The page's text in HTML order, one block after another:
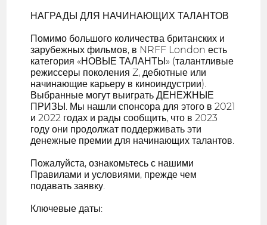
НАГРАДЫ ДЛЯ НАЧИНАЮЩИХ ТАЛАНТОВ
Помимо большого количества британских и
зарубежных фильмов, в NRFF London есть
категория «НОВЫЕ ТАЛАНТЫ» (талантливые
режиссеры поколения Z, дебютные или
начинающие карьеру в киноиндустрии).
Выбранные могут выиграть ДЕНЕЖНЫЕ
ПРИЗЫ. Мы нашли спонсора для этого в 2021
и 2022 годах и рады сообщить, что в 2023
году они продолжат поддерживать эти
денежные премии для начинающих талантов.
Пожалуйста, ознакомьтесь с нашими
Правилами и условиями, прежде чем
подавать заявку.
Ключевые даты: